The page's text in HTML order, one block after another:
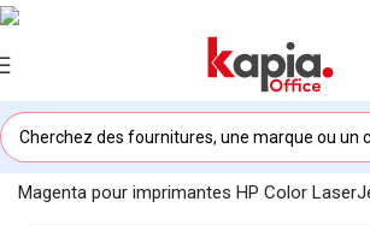
Accueil/KAPIA OFFICE MAROC/Toner
Magenta pour imprimantes HP Color